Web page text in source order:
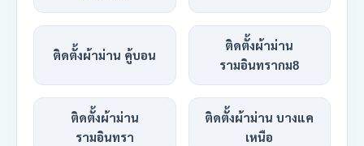
ติดตั้งผ้าม่าน คู้บอน
ติดตั้งผ้าม่าน
รามอินทรากม8
ติดตั้งผ้าม่าน
รามอินทรา
ติดตั้งผ้าม่าน บางแค
เหนือ